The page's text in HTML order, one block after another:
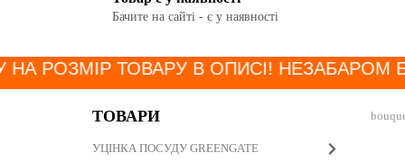
Бачите на сайті - є у наявності
НА РОЗМІР ТОВАРУ В ОПИСІ!
ТОВАРИ
УЦІНКА ПОСУДУ GREENGATE